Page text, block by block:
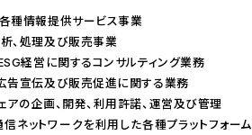
種情報提供サービス事業
、処理及び販売事業
経営に関するコンサルティング業務
告宣伝及び販売促進に関する業務
アの企画、開発、利用許諾、運営及び管理
ネットワークを利用した各種プラットフォーム